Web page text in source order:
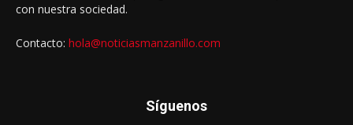
con nuestra sociedad.
Contacto: hola@noticiasmanzanillo.com
Síguenos